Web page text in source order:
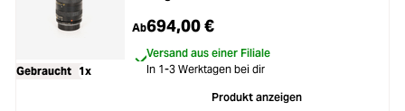
Gebraucht 1x
Ab694,00 €
Versand aus einer Filiale
In 1-3 Werktagen bei dir
Produkt anzeigen